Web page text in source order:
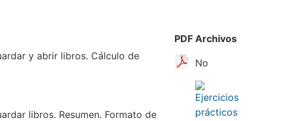
PDF Archivos
y abrir libros. Cálculo de
No
libros. Resumen. Formato de